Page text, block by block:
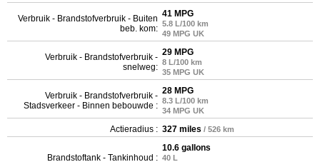
Verbruik - Brandstofverbruik - Buiten
beb. kom:
41 MPG
5.8 L/100 km
49 MPG UK
Verbruik - Brandstofverbruik -
snelweg:
29 MPG
8 L/100 km
35 MPG UK
Verbruik - Brandstofverbruik -
Stadsverkeer - Binnen bebouwde :
28 MPG
8.3 L/100 km
34 MPG UK
Actieradius : 327 miles / 526 km
Brandstoftank - Tankinhoud :
10.6 gallons
40 L